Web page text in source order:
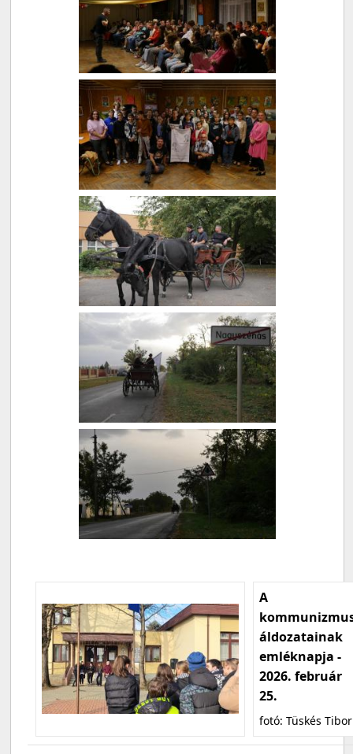
A
áldozatainak
emléknapja -
2026. február
25.
fotó: Tüskés Tibor